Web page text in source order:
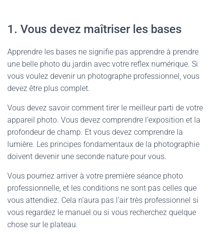
1. Vous devez maîtriser les bases
Apprendre les bases ne signifie pas apprendre à prendre
une belle photo du jardin avec votre reflex numérique. Si
vous voulez devenir un photographe professionnel, vous
devez être plus complet.
Vous devez savoir comment tirer le meilleur parti de votre
appareil photo. Vous devez comprendre l’exposition et la
profondeur de champ. Et vous devez comprendre la
lumière. Les principes fondamentaux de la photographie
doivent devenir une seconde nature pour vous.
Vous pourriez arriver à votre première séance photo
professionnelle, et les conditions ne sont pas celles que
vous attendiez. Cela n’aura pas l’air très professionnel si
vous regardez le manuel ou si vous recherchez quelque
chose sur le plateau.